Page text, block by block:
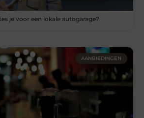
je voor een lokale autogarage?
AANBIEDINGEN